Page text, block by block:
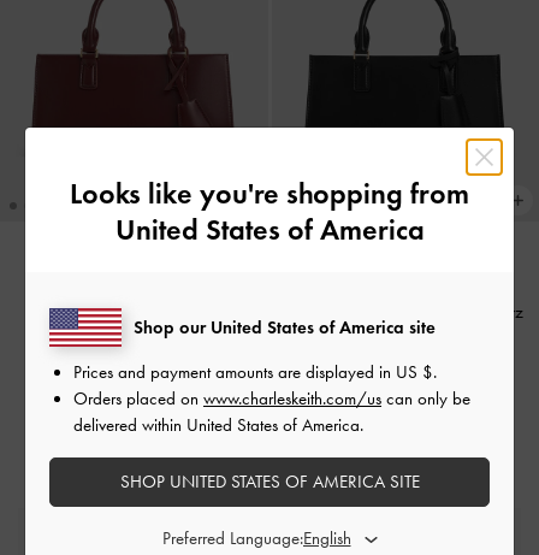
Mini Kerry Tragetasche
Maulbeerpflaume
CHF95.00
Schwarz
Kostenlose Standardlieferung
Looks like you're shopping from
United States of America
Shop our United States of America site
Prices and payment amounts are displayed in US $.
Orders placed on www.charleskeith.com/us can only be
delivered within United States of America.
SHOP UNITED STATES OF AMERICA SITE
Preferred Language: